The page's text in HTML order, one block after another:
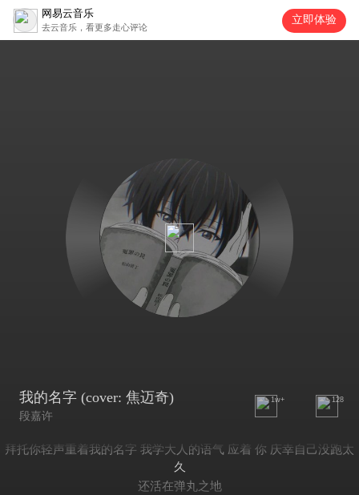
网易云音乐
去云音乐，看更多走心评论
立即体验
我的名字 (cover: 焦迈奇)
段嘉许
1w+ 128
拜托你轻声重着我的名字 我学大人的语气 应着 你 庆幸自己没跑太
久
还活在弹丸之地